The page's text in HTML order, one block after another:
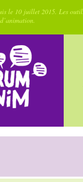
le 10 juillet 2015. Les